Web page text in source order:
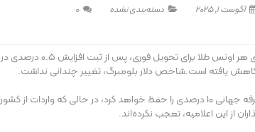
آگوست 1, 2025 دسته‌بندی نشده 0
از این اعلامیه، تعجب نکرده‌اند.